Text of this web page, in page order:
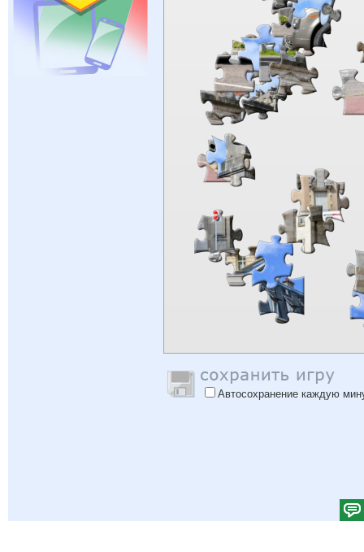
Автосохранение каждую